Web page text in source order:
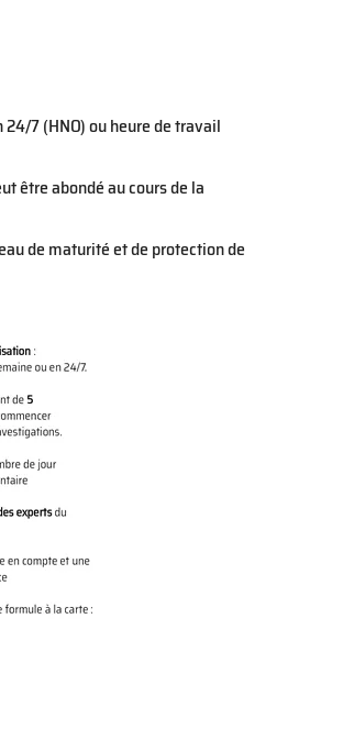
7 (HNO) ou heure de travail
être abondé au cours de la
de maturité et de protection de